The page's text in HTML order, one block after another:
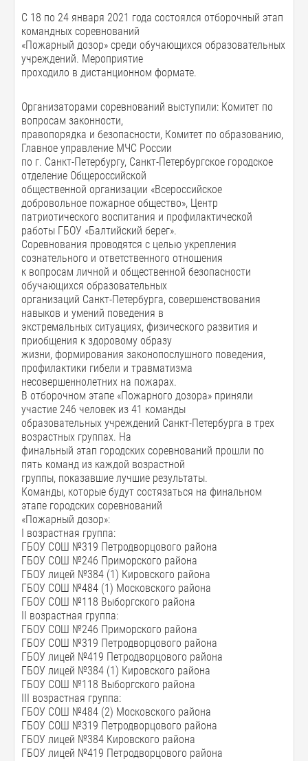
С 18 по 24 января 2021 года состоялся отборочный этап
командных соревнований
«Пожарный дозор» среди обучающихся образовательных
учреждений. Мероприятие
проходило в дистанционном формате.
Организаторами соревнований выступили: Комитет по
вопросам законности,
правопорядка и безопасности, Комитет по образованию,
Главное управление МЧС России
по г. Санкт-Петербургу, Санкт-Петербургское городское
отделение Общероссийской
общественной организации «Всероссийское
добровольное пожарное общество», Центр
патриотического воспитания и профилактической
работы ГБОУ «Балтийский берег».
Соревнования проводятся с целью укрепления
сознательного и ответственного отношения
к вопросам личной и общественной безопасности
обучающихся образовательных
организаций Санкт-Петербурга, совершенствования
навыков и умений поведения в
экстремальных ситуациях, физического развития и
приобщения к здоровому образу
жизни, формирования законопослушного поведения,
профилактики гибели и травматизма
несовершеннолетних на пожарах.
В отборочном этапе «Пожарного дозора» приняли
участие 246 человек из 41 команды
образовательных учреждений Санкт-Петербурга в трех
возрастных группах. На
финальный этап городских соревнований прошли по
пять команд из каждой возрастной
группы, показавшие лучшие результаты.
Команды, которые будут состязаться на финальном
этапе городских соревнований
«Пожарный дозор»:
I возрастная группа:
ГБОУ СОШ №319 Петродворцового района
ГБОУ СОШ №246 Приморского района
ГБОУ лицей №384 (1) Кировского района
ГБОУ СОШ №484 (1) Московского района
ГБОУ СОШ №118 Выборгского района
II возрастная группа:
ГБОУ СОШ №246 Приморского района
ГБОУ СОШ №319 Петродворцового района
ГБОУ лицей №419 Петродворцового района
ГБОУ лицей №384 (1) Кировского района
ГБОУ СОШ №118 Выборгского района
III возрастная группа:
ГБОУ СОШ №484 (2) Московского района
ГБОУ СОШ №319 Петродворцового района
ГБОУ лицей №384 Кировского района
ГБОУ лицей №419 Петродворцового района